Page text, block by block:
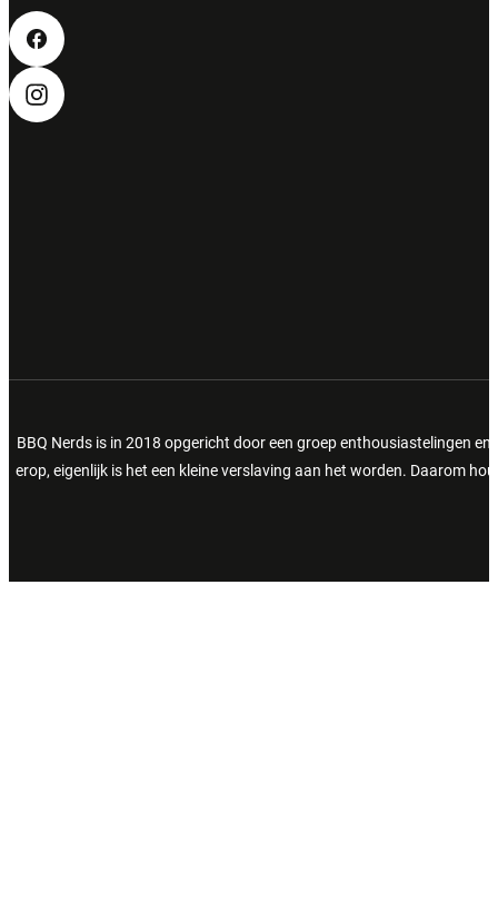
BBQ Nerds is in 2018 opgericht door een groep enthousiastelingen
erop, eigenlijk is het een kleine verslaving aan het worden. Daarom